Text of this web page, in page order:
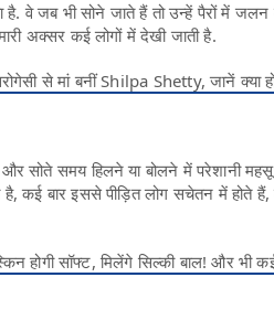
है. वे जब भी सोने जाते हैं तो उन्हें पैरों में जलन
अक्सर कई लोगों में देखी जाती है.
से मां बनीं Shilpa Shetty, जानें क्‍या
और सोते समय हिलने या बोलने में परेशानी
कई बार इससे पीड़ित लोग सचेतन में होते
होगी सॉफ्ट, मिलेंगे सिल्की बाल! और भी